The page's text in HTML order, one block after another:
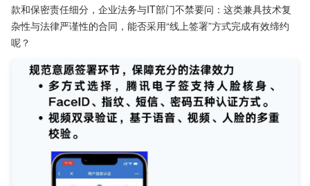
款和保密责任细分，企业法务与IT部门不禁要问：这类兼具技术复
杂性与法律严谨性的合同，能否采用“线上签署”方式完成有效缔约
呢？